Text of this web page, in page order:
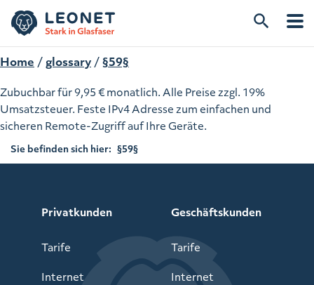
Home / glossary /§59§
Zubuchbar für 9,95 € monatlich. Alle Preise zzgl. 19%
Umsatzsteuer. Feste IPv4 Adresse zum einfachen und
sicheren Remote-Zugriff auf Ihre Geräte.
Sie befinden sich hier: §59§
Privatkunden
Tarife
Internet
Geschäftskunden
Tarife
Internet